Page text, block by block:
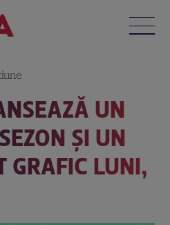
UN
ȘI UN
GRAFIC LUNI,